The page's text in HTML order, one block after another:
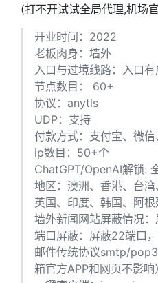
(打不开试试全局代理,机场
开业时间：2022
老板肉身：墙外
入口与过境线路：入口
节点数目： 60+
协议：anytls
UDP：支持
付款方式：支付宝、微
ip数目：50+个
ChatGPT/OpenAI解锁:
地区：澳洲、香港、台湾
英国、印度、韩国、阿
墙外新闻网站屏蔽情况：
端口屏蔽：屏蔽22端口
邮件传统协议smtp/
箱官方APP和网页不影响）